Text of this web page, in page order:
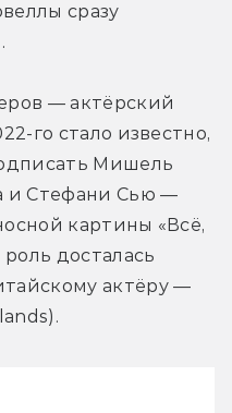
сразу
— актёрский
го стало известно,
Мишель
и Стефани Сью —
картины «Всё,
досталась
актёру —